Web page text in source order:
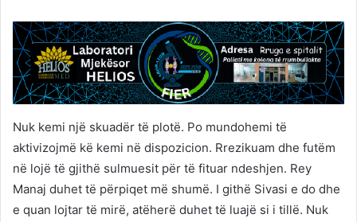
Nuk kemi një skuadër të plotë. Po mundohemi të
aktivizojmë kë kemi në dispozicion. Rrezikuam dhe futëm
në lojë të gjithë sulmuesit për të fituar ndeshjen. Rey
Manaj duhet të përpiqet më shumë. I githë Sivasi e do dhe
e quan lojtar të mirë, atëherë duhet të luajë si i tillë. Nuk